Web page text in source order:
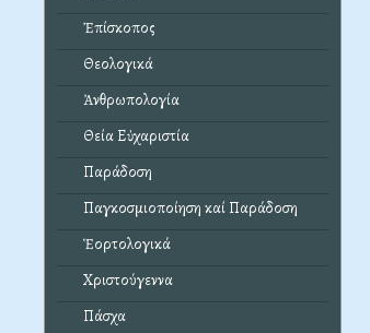
Ἐπίσκοπος
Θεολογικά
Ἀνθρωπολογία
Θεία Εὐχαριστία
Παράδοση
Παγκοσμιοποίηση καί Παράδοση
Ἑορτολογικά
Χριστούγεννα
Πάσχα